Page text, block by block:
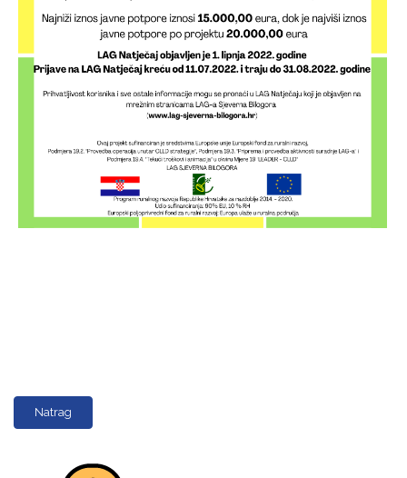
Natrag